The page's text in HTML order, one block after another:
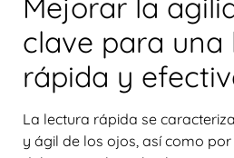
clave para una
rápida y
La lectura rápida se
y ágil de los ojos, así como